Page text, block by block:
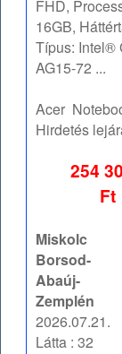
FHD,
16GB,
Típus: Intel®
AG15-72 ...
Acer
Hirdetés
254
Ft
Miskolc
Borsod-
Abaúj-
Zemplén
2026.07.21.
Látta : 32